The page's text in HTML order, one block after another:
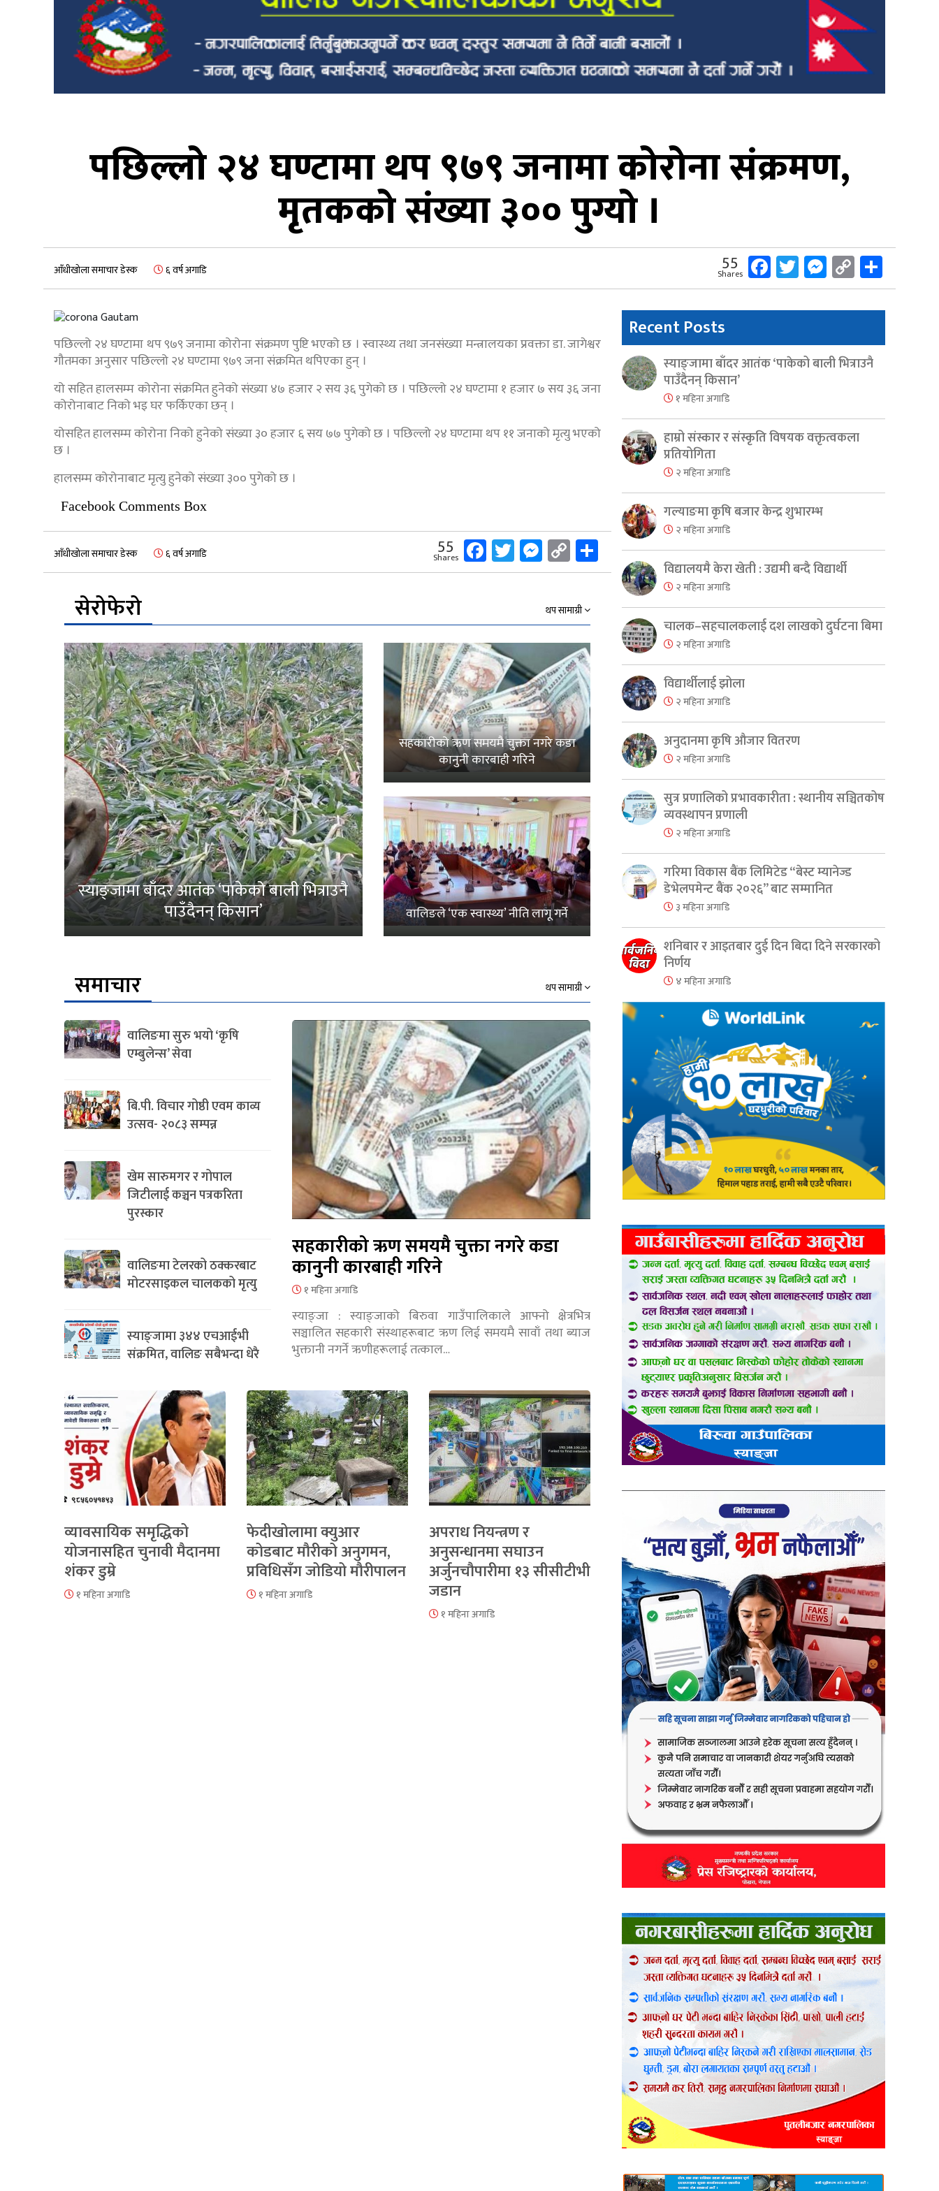
पछिल्लो २४ घण्टामा थप ९७९ जनामा कोरोना संक्रमण,
मृतकको संख्या ३०० पुग्यो ।
आँधीखोला समाचार डेस्क ६ वर्ष अगाडि 55
Shares Facebook
Twitter
Messenger
Copy
Link
पछिल्लो २४ घण्टामा थप ९७९ जनामा कोरोना संक्रमण पुष्टि भएको छ । स्वास्थ्य तथा जनसंख्या मन्त्रालयका प्रवक्ता डा. जागेश्वर
गौतमका अनुसार पछिल्लो २४ घण्टामा ९७९ जना संक्रमित थपिएका हुन् ।
यो सहित हालसम्म कोरोना संक्रमित हुनेको संख्या ४७ हजार २ सय ३६ पुगेको छ । पछिल्लो २४ घण्टामा १ हजार ७ सय ३६ जना
कोरोनाबाट निको भइ घर फर्किएका छन् ।
योसहित हालसम्म कोरोना निको हुनेको संख्या ३० हजार ६ सय ७७ पुगेको छ । पछिल्लो २४ घण्टामा थप ११ जनाको मृत्यु भएको
छ ।
हालसम्म कोरोनाबाट मृत्यु हुनेको संख्या ३०० पुगेको छ ।
Facebook Comments Box
आँधीखोला समाचार डेस्क ६ वर्ष अगाडि 55
Shares Facebook
Twitter
Messenger
Copy
Link
Share
सेरोफेरो
थप सामाग्री
स्याङ्जामा बाँदर आतंक ‘पाकेको बाली भित्राउनै
पाउँदैनन् किसान’
सहकारीको ऋण समयमै चुक्ता नगरे कडा
कानुनी कारबाही गरिने
वालिङले ‘एक स्वास्थ्य’ नीति लागू गर्ने
समाचार थप सामाग्री
वालिङमा सुरु भयो ‘कृषि
एम्बुलेन्स’ सेवा
बि.पी. विचार गोष्ठी एवम काव्य
उत्सव- २०८३ सम्पन्न
खेम सारुमगर र गोपाल
जिटीलाई कञ्चन पत्रकरिता
पुरस्कार
वालिङमा टेलरको ठक्करबाट
मोटरसाइकल चालकको मृत्यु
स्याङ्जामा ३४४ एचआईभी
संक्रमित, वालिङ सबैभन्दा धेरै
सहकारीको ऋण समयमै चुक्ता नगरे कडा
कानुनी कारबाही गरिने
१ महिना अगाडि
स्याङ्जा : स्याङ्जाको बिरुवा गाउँपालिकाले आफ्नो क्षेत्रभित्र
सञ्चालित सहकारी संस्थाहरूबाट ऋण लिई समयमै सावाँ तथा ब्याज
भुक्तानी नगर्ने ऋणीहरूलाई तत्काल…
व्यावसायिक समृद्धिको
योजनासहित चुनावी मैदानमा
शंकर डुम्रे
१ महिना अगाडि
फेदीखोलामा क्युआर
कोडबाट मौरीको अनुगमन,
प्रविधिसँग जोडियो मौरीपालन
१ महिना अगाडि
अपराध नियन्त्रण र
अनुसन्धानमा सघाउन
अर्जुनचौपारीमा १३ सीसीटीभी
जडान
१ महिना अगाडि
Recent Posts
स्याङ्जामा बाँदर आतंक ‘पाकेको बाली भित्राउनै
पाउँदैनन् किसान’
१ महिना अगाडि
हाम्रो संस्कार र संस्कृति विषयक वक्तृत्वकला
प्रतियोगिता
२ महिना अगाडि
गल्याङमा कृषि बजार केन्द्र शुभारम्भ
२ महिना अगाडि
विद्यालयमै केरा खेती : उद्यमी बन्दै विद्यार्थी
२ महिना अगाडि
चालक–सहचालकलाई दश लाखको दुर्घटना बिमा
२ महिना अगाडि
विद्यार्थीलाई झोला
२ महिना अगाडि
अनुदानमा कृषि औजार वितरण
२ महिना अगाडि
सुत्र प्रणालिको प्रभावकारीता : स्थानीय सञ्चितकोष
व्यवस्थापन प्रणाली
२ महिना अगाडि
गरिमा विकास बैंक लिमिटेड “बेस्ट म्यानेज्ड
डेभेलपमेन्ट बैंक २०२६” बाट सम्मानित
३ महिना अगाडि
शनिबार र आइतबार दुई दिन बिदा दिने सरकारको
निर्णय
४ महिना अगाडि